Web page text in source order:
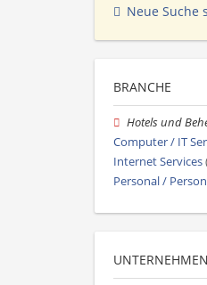
Neue Suche
BRANCHE
Hotels und
Computer / IT
Internet Services
Personal /